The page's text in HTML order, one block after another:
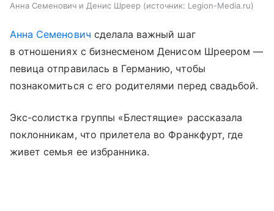
Анна Семенович и Денис Шреер источник: Legion-Media.ru
Анна Семенович сделала важный шаг
в отношениях с бизнесменом Денисом Шреером —
певица отправилась в Германию, чтобы
познакомиться с его родителями перед свадьбой.
Экс-солистка группы «Блестящие» рассказала
поклонникам, что прилетела во Франкфурт, где
живет семья ее избранника.